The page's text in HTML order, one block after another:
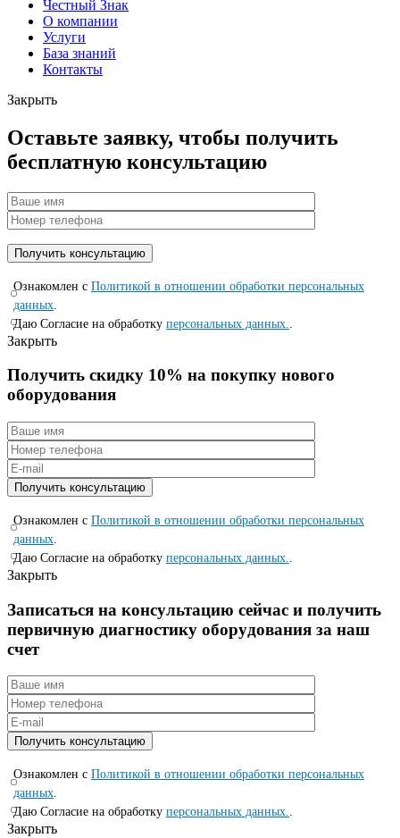
Честный Знак
О компании
Услуги
База знаний
Контакты
Закрыть
Оставьте заявку, чтобы получить
бесплатную консультацию
Ознакомлен с Политикой в отношении обработки персональных
данных
Даю Согласие на обработку персональных данных.
Закрыть
Получить скидку 10% на покупку нового
оборудования
Ознакомлен с Политикой в отношении обработки персональных
данных
Даю Согласие на обработку персональных данных.
Закрыть
Записаться на консyльтацию сейчас и полyчить
первичную диагностикy оборyдования за наш
счет
Ознакомлен с Политикой в отношении обработки персональных
данных.
Даю Согласие на обработку персональных данных..
Закрыть